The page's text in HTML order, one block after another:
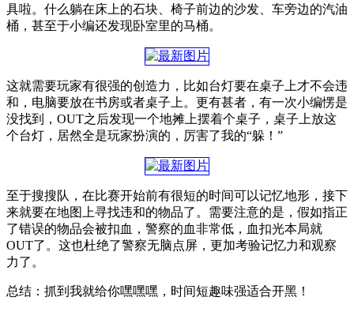
具啦。什么躺在床上的石块、椅子前边的沙发、车旁边的汽油
桶，甚至于小编还发现卧室里的马桶。
这就需要玩家有很强的创造力，比如台灯要在桌子上才不会违
和，电脑要放在书房或者桌子上。更有甚者，有一次小编愣是
没找到，OUT之后发现一个地摊上摆着个桌子，桌子上放这
个台灯，居然全是玩家扮演的，厉害了我的“躲！”
至于搜搜队，在比赛开始前有很短的时间可以记忆地形，接下
来就要在地图上寻找违和的物品了。需要注意的是，假如指正
了错误的物品会被扣血，警察的血非常低，血扣光本局就
OUT了。这也杜绝了警察无脑点屏，更加考验记忆力和观察
力了。
总结：抓到我就给你嘿嘿嘿，时间短趣味强适合开黑！